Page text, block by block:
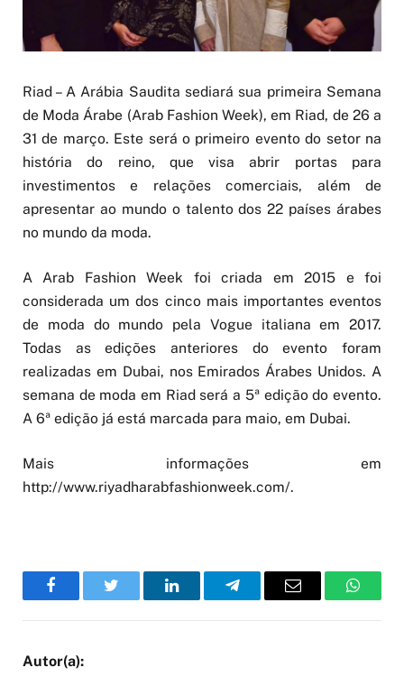
Riad – A Arábia Saudita sediará sua primeira Semana
de Moda Árabe (Arab Fashion Week), em Riad, de 26 a
31 de março. Este será o primeiro evento do setor na
história do reino, que visa abrir portas para
investimentos e relações comerciais, além de
apresentar ao mundo o talento dos 22 países árabes
no mundo da moda.
A Arab Fashion Week foi criada em 2015 e foi
considerada um dos cinco mais importantes eventos
de moda do mundo pela Vogue italiana em 2017.
Todas as edições anteriores do evento foram
realizadas em Dubai, nos Emirados Árabes Unidos. A
semana de moda em Riad será a 5ª edição do evento.
A 6ª edição já está marcada para maio, em Dubai.
Mais informações em
http://www.riyadharabfashionweek.com/.
FacebookTwitter LinkedInTelegramEmail